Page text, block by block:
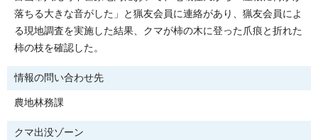
落ちる大きな音がした」と猟友会員に連絡があり、猟友会員によ
る現地調査を実施した結果、クマが柿の木に登った爪痕と折れた
柿の枝を確認した。
情報の問い合わせ先
農地林務課
クマ出没ゾーン